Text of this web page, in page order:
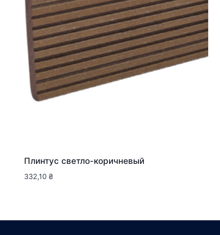
Плинтус светло-коричневый
332,10 ₴